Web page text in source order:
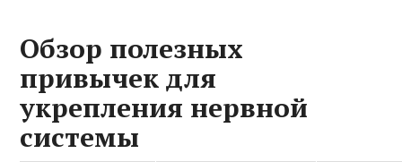
Обзор полезных
привычек для
укрепления нервной
системы